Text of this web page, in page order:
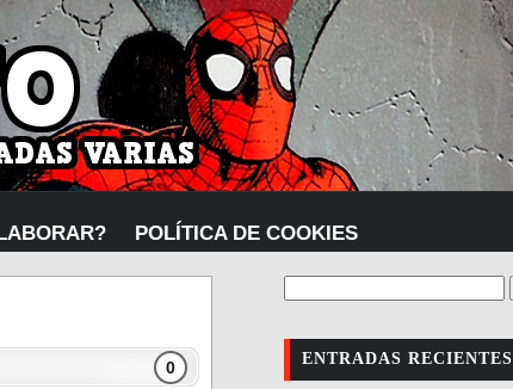
POLÍTICA DE COOKIES
0 ENTRADAS RECIENTES